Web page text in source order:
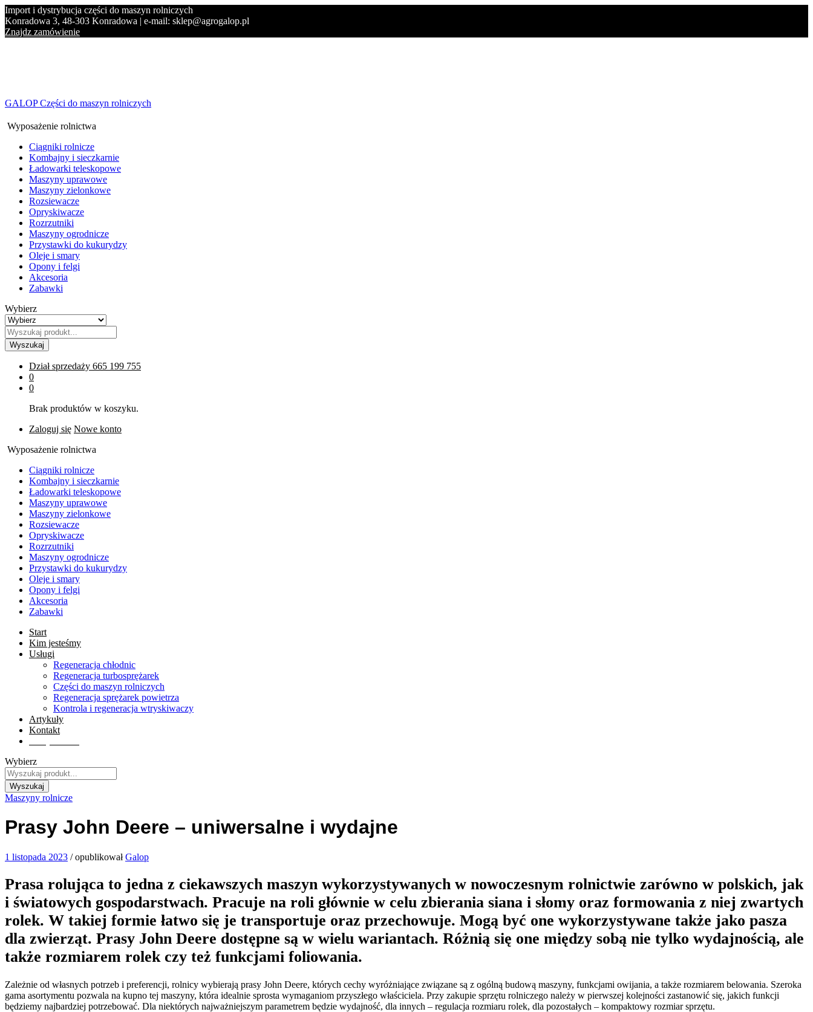
Import i dystrybucja części do maszyn rolniczych
Konradowa 3, 48-303 Konradowa | e-mail: sklep@agrogalop.pl
Znajdz zamówienie
GALOP Części do maszyn rolniczych
Wyposażenie rolnictwa
Ciągniki rolnicze
Kombajny i sieczkarnie
Ładowarki teleskopowe
Maszyny uprawowe
Maszyny zielonkowe
Rozsiewacze
Opryskiwacze
Rozrzutniki
Maszyny ogrodnicze
Przystawki do kukurydzy
Oleje i smary
Opony i felgi
Akcesoria
Zabawki
Wybierz
Wyszukaj
Dział sprzedaży 665 199 755
0
0
Brak produktów w koszyku.
Zaloguj się Nowe konto
Wyposażenie rolnictwa
Ciągniki rolnicze
Kombajny i sieczkarnie
Ładowarki teleskopowe
Maszyny uprawowe
Maszyny zielonkowe
Rozsiewacze
Opryskiwacze
Rozrzutniki
Maszyny ogrodnicze
Przystawki do kukurydzy
Oleje i smary
Opony i felgi
Akcesoria
Zabawki
Start
Kim jesteśmy
Usługi
Regeneracja chłodnic
Regeneracja turbosprężarek
Części do maszyn rolniczych
Regeneracja sprężarek powietrza
Kontrola i regeneracja wtryskiwaczy
Artykuły
Kontakt
Wybierz
Wyszukaj
Maszyny rolnicze
Prasy John Deere – uniwersalne i wydajne
1 listopada 2023 /opublikowałGalop
Prasa rolująca to jedna z ciekawszych maszyn wykorzystywanych w nowoczesnym rolnictwie zarówno w polskich, jak
i światowych gospodarstwach. Pracuje na roli głównie w celu zbierania siana i słomy oraz formowania z niej zwartych
rolek. W takiej formie łatwo się je transportuje oraz przechowuje. Mogą być one wykorzystywane także jako pasza
dla zwierząt. Prasy John Deere dostępne są w wielu wariantach. Różnią się one między sobą nie tylko wydajnością, ale
także rozmiarem rolek czy też funkcjami foliowania.
Zależnie od własnych potrzeb i preferencji, rolnicy wybierają prasy John Deere, których cechy wyróżniające związane są z ogólną budową maszyny, funkcjami owijania, a także rozmiarem belowania. Szeroka
gama asortymentu pozwala na kupno tej maszyny, która idealnie sprosta wymaganiom przyszłego właściciela. Przy zakupie sprzętu rolniczego należy w pierwszej kolejności zastanowić się, jakich funkcji
będziemy najbardziej potrzebować. Dla niektórych najważniejszym parametrem będzie wydajność, dla innych – regulacja rozmiaru rolek, dla pozostałych – kompaktowy rozmiar sprzętu.